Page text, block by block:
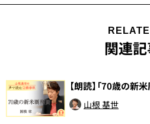
関連
【朗読】「70歳の新
山根 基世